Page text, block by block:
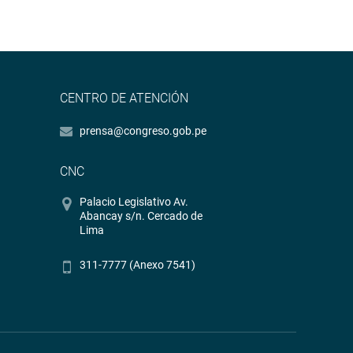
CENTRO DE ATENCIÓN
prensa@congreso.gob.pe
CNC
Palacio Legislativo Av.
Abancay s/n. Cercado de
Lima
311-7777 (Anexo 7541)